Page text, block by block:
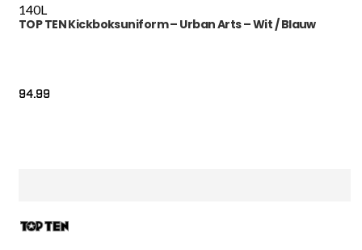
140L
TOP TEN Kickboksuniform – Urban Arts – Wit / Blauw
94.99